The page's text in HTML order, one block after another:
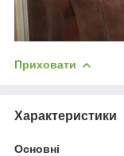
Приховати
Характеристики
Основні